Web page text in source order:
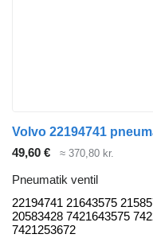
49,60 € ≈ 370,80 kr.
Pneumatik ventil
22194741 21643575
20583428 7421643575
7421253672